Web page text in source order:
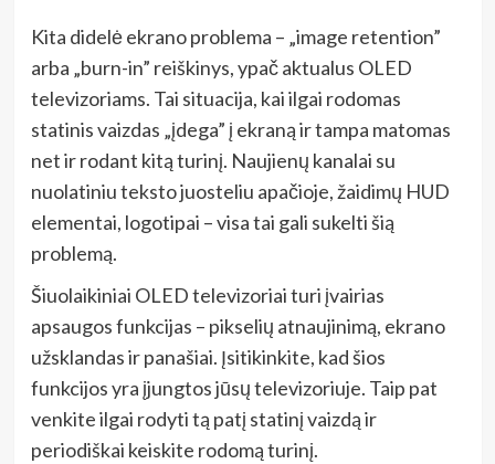
Kita didelė ekrano problema – „image retention”
arba „burn-in” reiškinys, ypač aktualus OLED
televizoriams. Tai situacija, kai ilgai rodomas
statinis vaizdas „įdega” į ekraną ir tampa matomas
net ir rodant kitą turinį. Naujienų kanalai su
nuolatiniu teksto juosteliu apačioje, žaidimų HUD
elementai, logotipai – visa tai gali sukelti šią
problemą.
Šiuolaikiniai OLED televizoriai turi įvairias
apsaugos funkcijas – pikselių atnaujinimą, ekrano
užsklandas ir panašiai. Įsitikinkite, kad šios
funkcijos yra įjungtos jūsų televizoriuje. Taip pat
venkite ilgai rodyti tą patį statinį vaizdą ir
periodiškai keiskite rodomą turinį.